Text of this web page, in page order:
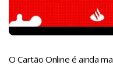
O Cartão Online é ainda